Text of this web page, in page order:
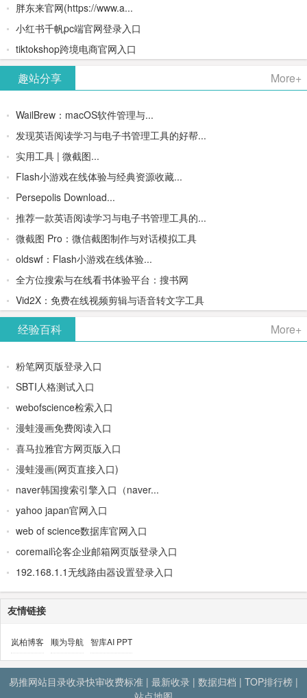
胖东来官网(https://www.a...
小红书千帆pc端官网登录入口
tiktokshop跨境电商官网入口
趣站分享 More+
WailBrew：macOS软件管理与...
发现英语阅读学习与电子书管理工具的好帮...
实用工具 | 微截图...
Flash小游戏在线体验与经典资源收藏...
Persepolis Download...
推荐一款英语阅读学习与电子书管理工具的...
微截图 Pro：微信截图制作与对话模拟工具
oldswf：Flash小游戏在线体验...
全方位搜索与在线看书体验平台：搜书网
Vid2X：免费在线视频剪辑与语音转文字工具
经验百科 More+
粉笔网页版登录入口
SBTI人格测试入口
webofscience检索入口
漫蛙漫画免费阅读入口
喜马拉雅官方网页版入口
漫蛙漫画(网页直接入口)
naver韩国搜索引擎入口（naver...
yahoo japan官网入口
web of science数据库官网入口
coremail论客企业邮箱网页版登录入口
192.168.1.1无线路由器设置登录入口
友情链接
岚柏博客 顺为导航 智库AI PPT
易推网站目录收录快审收费标准 | 最新收录 | 数据归档 | TOP排行榜 |